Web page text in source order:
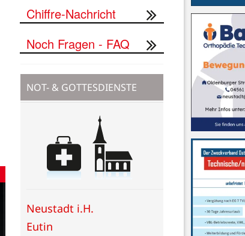
Chiffre-Nachricht
Noch Fragen - FAQ
NOT- & GOTTESDIENSTE
Neustadt i.H.
Eutin